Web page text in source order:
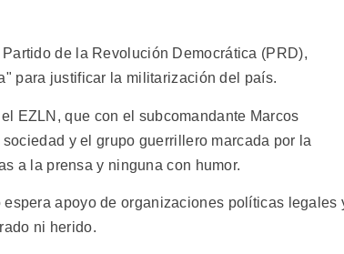
de la Revolución Democrática (PRD),
para justificar la militarización del país.
EZLN, que con el subcomandante Marcos
y el grupo guerrillero marcada por la
a la prensa y ninguna con humor.
apoyo de organizaciones políticas legales
ni herido.